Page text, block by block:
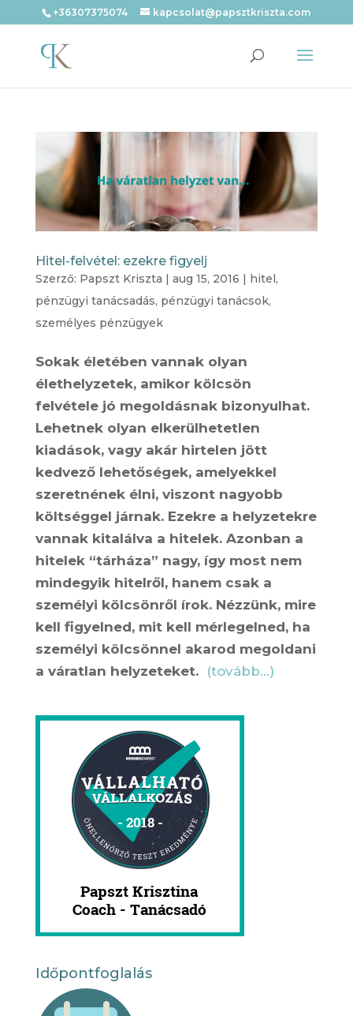
+36307375074 kapcsolat@papsztkriszta.com
Hitel-felvétel: ezekre figyelj
Szerző: Papszt Kriszta | aug 15, 2016 | hitel,
pénzügyi tanácsadás, pénzügyi tanácsok,
személyes pénzügyek
Sokak életében vannak olyan
élethelyzetek, amikor kölcsön
felvétele jó megoldásnak bizonyulhat.
Lehetnek olyan elkerülhetetlen
kiadások, vagy akár hirtelen jött
kedvező lehetőségek, amelyekkel
szeretnének élni, viszont nagyobb
költséggel járnak. Ezekre a helyzetekre
vannak kitalálva a hitelek. Azonban a
hitelek “tárháza” nagy, így most nem
mindegyik hitelről, hanem csak a
személyi kölcsönről írok. Nézzünk, mire
kell figyelned, mit kell mérlegelned, ha
személyi kölcsönnel akarod megoldani
a váratlan helyzeteket. (tovább…)
Időpontfoglalás